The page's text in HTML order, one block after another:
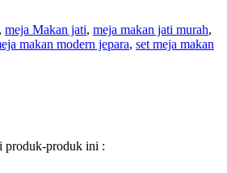
, meja Makan jati, meja makan jati murah,
makan modern jepara, set meja makan
produk-produk ini :